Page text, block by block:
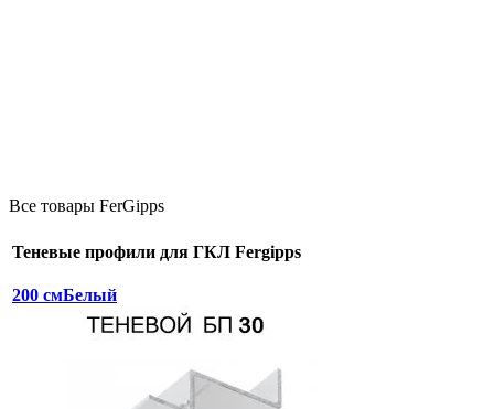
Все товары FerGipps
Теневые профили для ГКЛ Fergipps
200 смБелый